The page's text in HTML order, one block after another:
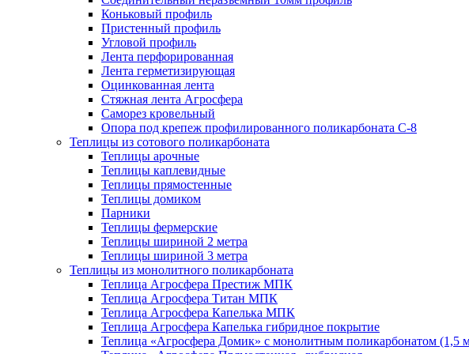
Коньковый профиль
Пристенный профиль
Угловой профиль
Лента перфорированная
Лента герметизирующая
Оцинкованная лента
Стяжная лента Агросфера
Саморез кровельный
Опора под крепеж профилированного поликарбоната С-8
Теплицы из сотового поликарбоната
Теплицы арочные
Теплицы каплевидные
Теплицы прямостенные
Теплицы домиком
Парники
Теплицы фермерские
Теплицы шириной 2 метра
Теплицы шириной 3 метра
Теплицы из монолитного поликарбоната
Теплица Агросфера Престиж МПК
Теплица Агросфера Титан МПК
Теплица Агросфера Капелька МПК
Теплица Агросфера Капелька гибридное покрытие
Теплица «Агросфера Домик» с монолитным поликарбонатом (1,5